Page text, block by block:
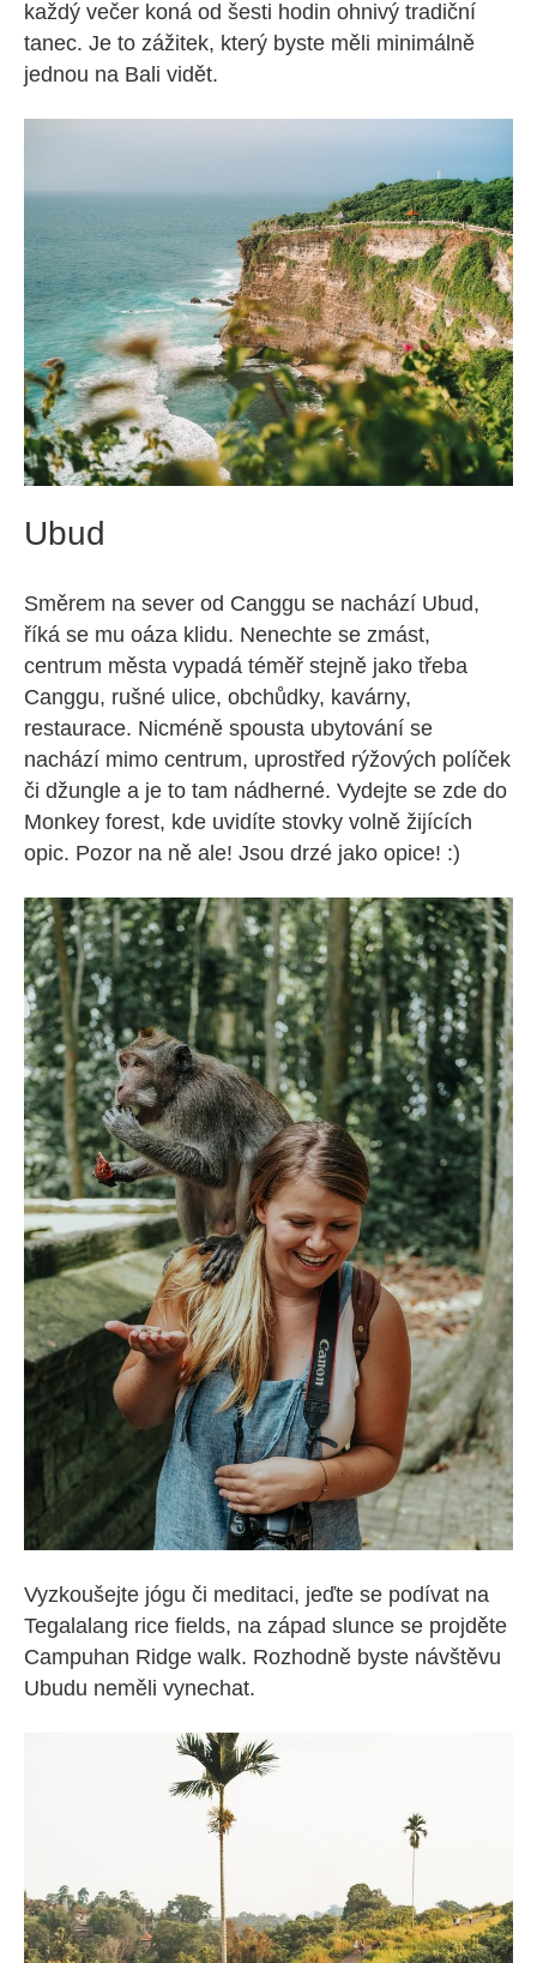
každý večer koná od šesti hodin ohnivý tradiční
tanec. Je to zážitek, který byste měli minimálně
jednou na Bali vidět.
Ubud
Směrem na sever od Canggu se nachází Ubud,
říká se mu oáza klidu. Nenechte se zmást,
centrum města vypadá téměř stejně jako třeba
Canggu, rušné ulice, obchůdky, kavárny,
restaurace. Nicméně spousta ubytování se
nachází mimo centrum, uprostřed rýžových políček
či džungle a je to tam nádherné. Vydejte se zde do
Monkey forest, kde uvidíte stovky volně žijících
opic. Pozor na ně ale! Jsou drzé jako opice! :)
Vyzkoušejte jógu či meditaci, jeďte se podívat na
Tegalalang rice fields, na západ slunce se projděte
Campuhan Ridge walk. Rozhodně byste návštěvu
Ubudu neměli vynechat.